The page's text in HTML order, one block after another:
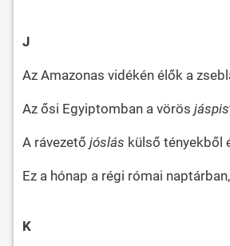
J
Az Amazonas vidékén élők a
Az ősi Egyiptomban a vörös jáspis
A rávezető jóslás külső tényekből
Ez a hónap a régi római
K